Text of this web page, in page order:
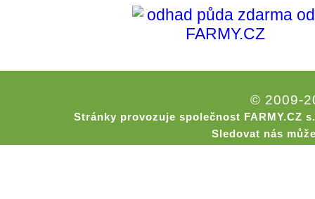
© 2009-
Stránky provozuje společnost FARMY.CZ
Sledovat nás